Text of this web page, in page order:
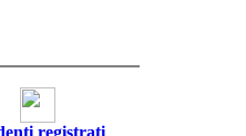
registrati